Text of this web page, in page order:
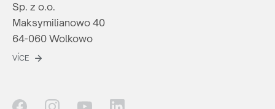
Sp. z o.o.
Maksymilianowo 40
64-060 Wolkowo
VÍCE